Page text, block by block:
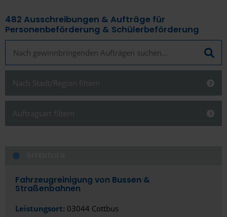
482 Ausschreibungen & Aufträge für
Personenbeförderung & Schülerbeförderung
Nach Stadt/Region filtern
Alles anzeigen
Stadt
Auftragsart filtern
Alles anzeigen
Öffentlich
Fahrzeugreinigung von Bussen &
Straßenbahnen
Leistungsort: 03044 Cottbus